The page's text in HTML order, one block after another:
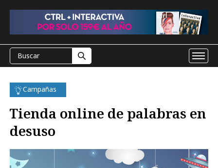
Campañas
Tienda online de palabras en
desuso